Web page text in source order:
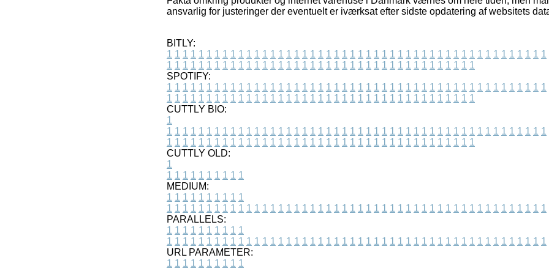
ansvarlig for justeringer der eventuelt er iværksat efter sidste opdatering af websitets
BITLY:
1 1 1 1 1 1 1 1 1 1 1 1 1 1 1 1 1 1 1 1 1 1 1 1 1 1 1 1 1 1 1 1 1 1 1 1 1 1 1 1 1 1 1 1 1 1 1 1
1 1 1 1 1 1 1 1 1 1 1 1 1 1 1 1 1 1 1 1 1 1 1 1 1 1 1 1 1 1 1 1 1 1 1 1 1 1 1
SPOTIFY:
1 1 1 1 1 1 1 1 1 1 1 1 1 1 1 1 1 1 1 1 1 1 1 1 1 1 1 1 1 1 1 1 1 1 1 1 1 1 1 1 1 1 1 1 1 1 1 1
1 1 1 1 1 1 1 1 1 1 1 1 1 1 1 1 1 1 1 1 1 1 1 1 1 1 1 1 1 1 1 1 1 1 1 1 1 1 1
CUTTLY BIO:
1
1 1 1 1 1 1 1 1 1 1 1 1 1 1 1 1 1 1 1 1 1 1 1 1 1 1 1 1 1 1 1 1 1 1 1 1 1 1 1 1 1 1 1 1 1 1 1 1
1 1 1 1 1 1 1 1 1 1 1 1 1 1 1 1 1 1 1 1 1 1 1 1 1 1 1 1 1 1 1 1 1 1 1 1 1 1 1
CUTTLY OLD:
1
1 1 1 1 1 1 1 1 1 1
MEDIUM:
1 1 1 1 1 1 1 1 1 1
1 1 1 1 1 1 1 1 1 1 1 1 1 1 1 1 1 1 1 1 1 1 1 1 1 1 1 1 1 1 1 1 1 1 1 1 1 1 1 1 1 1 1 1 1 1 1 1
PARALLELS:
1 1 1 1 1 1 1 1 1 1
1 1 1 1 1 1 1 1 1 1 1 1 1 1 1 1 1 1 1 1 1 1 1 1 1 1 1 1 1 1 1 1 1 1 1 1 1 1 1 1 1 1 1 1 1 1 1 1
URL PARAMETER:
1 1 1 1 1 1 1 1 1 1